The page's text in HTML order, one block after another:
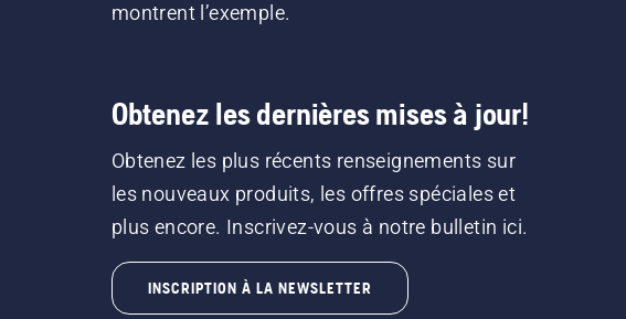
montrent l’exemple.
Obtenez les dernières mises à jour!
Obtenez les plus récents renseignements sur
les nouveaux produits, les offres spéciales et
plus encore. Inscrivez-vous à notre bulletin ici.
INSCRIPTION À LA NEWSLETTER